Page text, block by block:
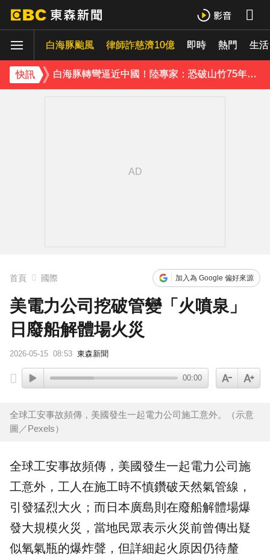
白海豚颱風 律師詐慈濟10億 即時 熱門 生活
快訊
雲林羊肉查出汙染源！ 草料驗出戴奧辛超標
白海豚轉彎逼近中國！陸專家：恐破山竹75年紀錄
首頁 國際 加入為 Google 偏好來源
美電力公司挖破管變「火噴泉」
日廢船解體場火災
2026-05-15 08:53 東森新聞
00:00
全球工安事故頻傳，美國發生一起電力公司施工意外。（示意
圖／Pexels）
全球工安事故頻傳， 美國發生一起電力公司 施
工意外，工人在施工時不慎鑽破天然氣管線，
引發猛烈大火；而日本廣島則在廢船解體場爆
發大規模火災，當地民眾表示火災前曾傳出疑
似氧氣瓶的爆炸聲，但詳細起火原因仍待釐